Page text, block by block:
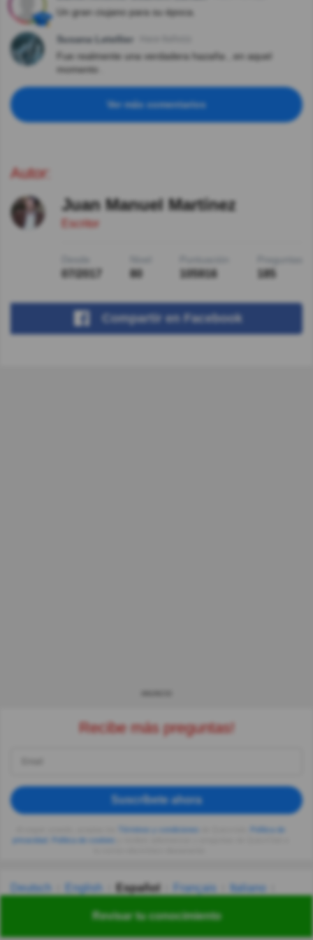
Revisar tu conocimiento
Un gran ciujano para su época.
Susana Letellier
Fue realmente una verdadera hazaña , en aquel
momento .
Ver más comentarios
Autor:
Juan Manuel Martínez
Escritor
80 105916 185
Compartir en Facebook
Recibe más preguntas!
Suscríbete ahora
privacidad
Deutsch English Español Français
Italiano
Українська हिन्दी 한국어 汉语